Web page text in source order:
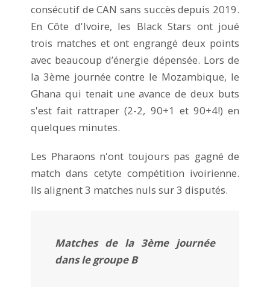
consécutif de CAN sans succès depuis 2019.
En Côte d'Ivoire, les Black Stars ont joué
trois matches et ont engrangé deux points
avec beaucoup d’énergie dépensée. Lors de
la 3ème journée contre le Mozambique, le
Ghana qui tenait une avance de deux buts
s'est fait rattraper (2-2, 90+1 et 90+4!) en
quelques minutes.
Les Pharaons n'ont toujours pas gagné de
match dans cetyte compétition ivoirienne.
Ils alignent 3 matches nuls sur 3 disputés.
Matches de la 3ème journée
dans le groupe B